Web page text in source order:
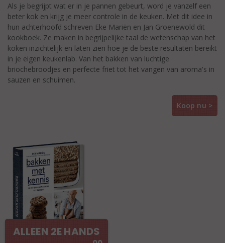
Als je begrijpt wat er in je pannen gebeurt, word je vanzelf een
beter kok en krijg je meer controle in de keuken. Met dit idee in
hun achterhoofd schreven Eke Mariën en Jan Groenewold dit
kookboek. Ze maken in begrijpelijke taal de wetenschap van het
koken inzichtelijk en laten zien hoe je de beste resultaten bereikt
in je eigen keukenlab. Van het bakken van luchtige
briochebroodjes en perfecte friet tot het vangen van aroma's in
sauzen en schuimen.
Koop nu >
ALLEEN 2E HANDS